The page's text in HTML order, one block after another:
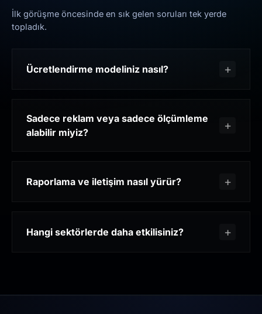
İlk görüşme öncesinde en sık gelen soruları tek yerde
topladık.
Ücretlendirme modeliniz nasıl?
Sadece reklam veya sadece ölçümleme
alabilir miyiz?
Raporlama ve iletişim nasıl yürür?
Hangi sektörlerde daha etkilisiniz?